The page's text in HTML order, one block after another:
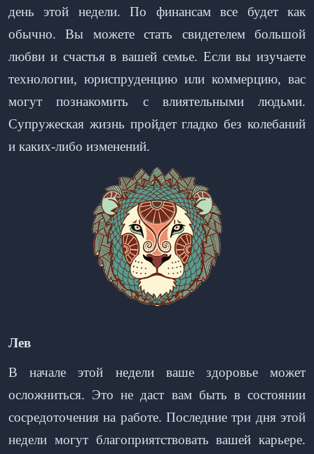
день этой недели. По финансам все будет как
обычно. Вы можете стать свидетелем большой
любви и счастья в вашей семье. Если вы изучаете
технологии, юриспруденцию или коммерцию, вас
могут познакомить с влиятельными людьми.
Супружеская жизнь пройдет гладко без колебаний
и каких-либо изменений.
Лев
В начале этой недели ваше здоровье может
осложниться. Это не даст вам быть в состоянии
сосредоточения на работе. Последние три дня этой
недели могут благоприятствовать вашей карьере.